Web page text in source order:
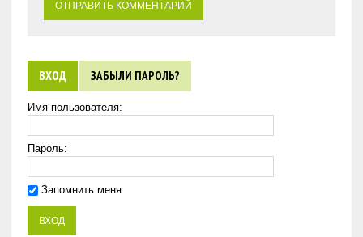
ВХОД ЗАБЫЛИ ПАРОЛЬ?
Имя пользователя:
Пароль:
Запомнить меня